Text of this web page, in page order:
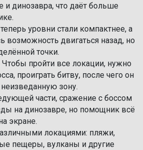
и динозавра, что даёт больше
уровни стали компактнее, а
возможность двигаться назад, но
точки.
Чтобы пройти все локации, нужно
проиграть битву, после чего он
зону.
части, сражение с боссом
на динозавре, но помощник всё
экране.
локациями: пляжи,
пещеры, вулканы и другие